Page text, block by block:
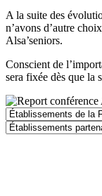
A la suite des
n’avons d’autre
Alsa’seniors.
Conscient de
sera fixée dès que la
Établissements
de
la
Établissements